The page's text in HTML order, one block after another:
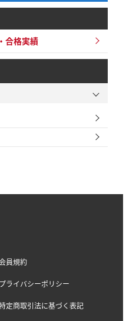
合格実績
員規約
プライバシーポリシー
定商取引法に基づく表記